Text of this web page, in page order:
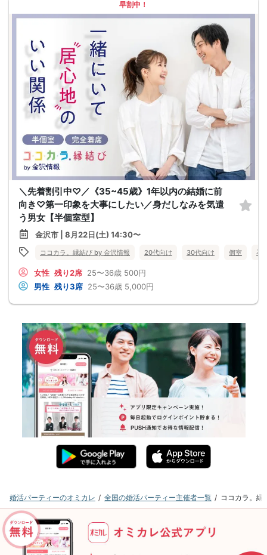
早割中！
＼先着割引中♡／《35~45歳》1年以内の結婚に前
向き♡第一印象を大事にしたい／身だしなみを気遣
う男女【半個室型】
金沢市 | 8月22日(土) 14:30〜
ココカラ。縁結び by 金沢情報 20代向け 30代向け 個室 石
女性 残り2席 25〜36歳 500円
男性 残り3席 25〜36歳 5,000円
婚活パーティーのオミカレ 全国の婚活パーティー主催者一覧 ココカラ。縁